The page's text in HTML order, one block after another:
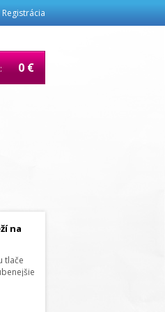
Registrácia
0 €
na
tlače
z
je